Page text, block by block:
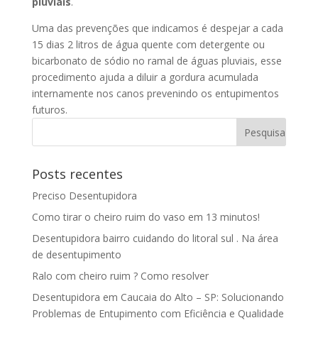
Uma das prevenções que indicamos é despejar a cada
15 dias 2 litros de água quente com detergente ou
bicarbonato de sódio no ramal de águas pluviais, esse
procedimento ajuda a diluir a gordura acumulada
internamente nos canos prevenindo os entupimentos
futuros.
Posts recentes
Preciso Desentupidora
Como tirar o cheiro ruim do vaso em 13 minutos!
Desentupidora bairro cuidando do litoral sul . Na área
de desentupimento
Ralo com cheiro ruim ? Como resolver
Desentupidora em Caucaia do Alto – SP: Solucionando
Problemas de Entupimento com Eficiência e Qualidade